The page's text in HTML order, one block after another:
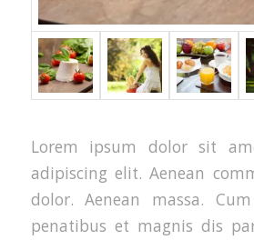
Lorem ipsum dolor sit
adipiscing elit. Aenean
dolor. Aenean massa.
penatibus et magnis dis